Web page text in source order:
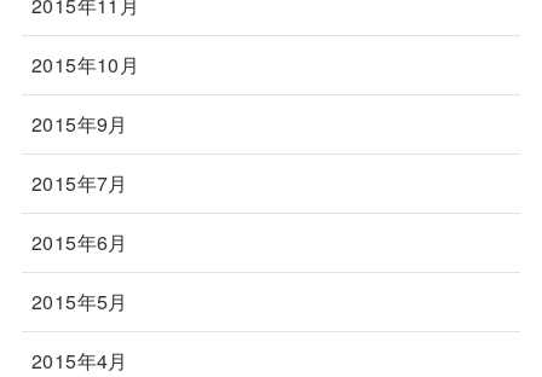
2015年10月
2015年9月
2015年7月
2015年6月
2015年5月
2015年4月